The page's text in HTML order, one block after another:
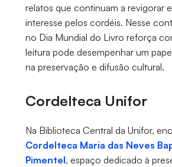
relatos que continuam a revigorar
interesse pelos cordéis. Nesse
no Dia Mundial do Livro reforça
leitura pode desempenhar um
na preservação e difusão cultural.
Cordelteca Unifor
Na Biblioteca Central da Unifor,
Cordelteca Maria das Neves
Pimentel, espaço dedicado à